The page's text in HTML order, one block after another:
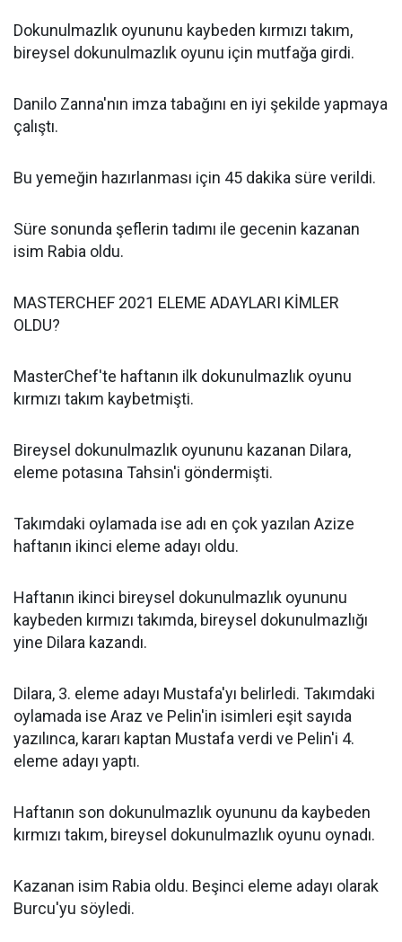
Dokunulmazlık oyununu kaybeden kırmızı takım,
bireysel dokunulmazlık oyunu için mutfağa girdi.
Danilo Zanna'nın imza tabağını en iyi şekilde yapmaya
çalıştı.
Bu yemeğin hazırlanması için 45 dakika süre verildi.
Süre sonunda şeflerin tadımı ile gecenin kazanan
isim Rabia oldu.
MASTERCHEF 2021 ELEME ADAYLARI KİMLER
OLDU?
MasterChef'te haftanın ilk dokunulmazlık oyunu
kırmızı takım kaybetmişti.
Bireysel dokunulmazlık oyununu kazanan Dilara,
eleme potasına Tahsin'i göndermişti.
Takımdaki oylamada ise adı en çok yazılan Azize
haftanın ikinci eleme adayı oldu.
Haftanın ikinci bireysel dokunulmazlık oyununu
kaybeden kırmızı takımda, bireysel dokunulmazlığı
yine Dilara kazandı.
Dilara, 3. eleme adayı Mustafa'yı belirledi. Takımdaki
oylamada ise Araz ve Pelin'in isimleri eşit sayıda
yazılınca, kararı kaptan Mustafa verdi ve Pelin'i 4.
eleme adayı yaptı.
Haftanın son dokunulmazlık oyununu da kaybeden
kırmızı takım, bireysel dokunulmazlık oyunu oynadı.
Kazanan isim Rabia oldu. Beşinci eleme adayı olarak
Burcu'yu söyledi.